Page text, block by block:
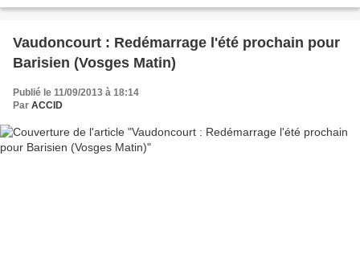
Vaudoncourt : Redémarrage l'été prochain pour
Barisien (Vosges Matin)
Publié le 11/09/2013 à 18:14
Par ACCID